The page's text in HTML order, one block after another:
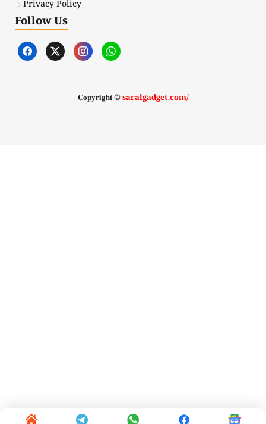
Privacy Policy
Follow Us
𝐂𝐨𝐩𝐲𝐫𝐢𝐠𝐡𝐭 ©saralgadget.com/